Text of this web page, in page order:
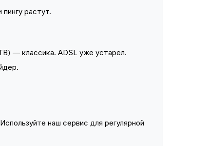
растут.
— классика. ADSL уже устарел.
наш сервис для регулярной